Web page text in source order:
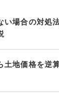
い場合の対処
土地価格を逆